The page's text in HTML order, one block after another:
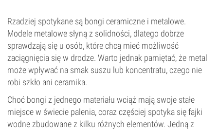
Rzadziej spotykane są bongi ceramiczne i metalowe.
Modele metalowe słyną z solidności, dlatego dobrze
sprawdzają się u osób, które chcą mieć możliwość
zaciągnięcia się w drodze. Warto jednak pamiętać, że metal
może wpływać na smak suszu lub koncentratu, czego nie
robi szkło ani ceramika.
Choć bongi z jednego materiału wciąż mają swoje stałe
miejsce w świecie palenia, coraz częściej spotyka się fajki
wodne zbudowane z kilku różnych elementów. Jedną z